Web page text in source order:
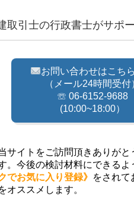
取引士の行政書士がサポー
お問い合わせはこち
（メール24時間受付
☏ 06-6152-9688
(10:00~18:00）
サイトをご訪問頂きありがと
。今後の検討材料にできるよ
でお気に入り登録》 をされて
オススメします。